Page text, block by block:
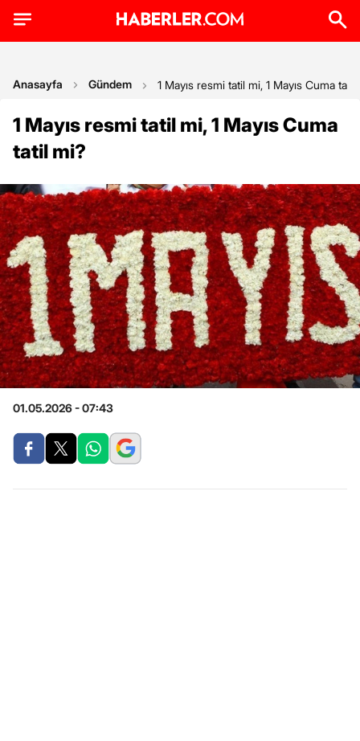
Anasayfa Gündem 1 Mayıs resmi tatil mi, 1 Mayıs Cuma tatil
1 Mayıs resmi tatil mi, 1 Mayıs Cuma
tatil mi?
01.05.2026 - 07:43